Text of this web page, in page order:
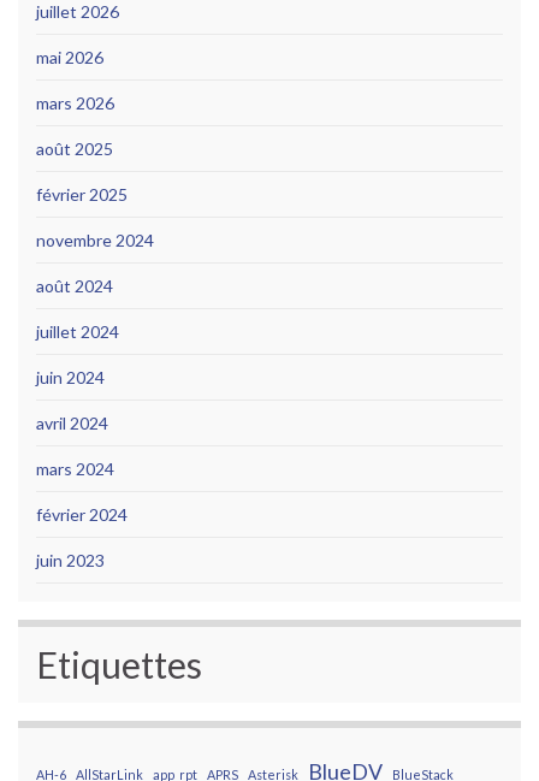
juillet 2026
mai 2026
mars 2026
août 2025
février 2025
novembre 2024
août 2024
juillet 2024
juin 2024
avril 2024
mars 2024
février 2024
juin 2023
Etiquettes
AH-6 AllStarLink app_rpt APRS Asterisk BlueDV BlueStack